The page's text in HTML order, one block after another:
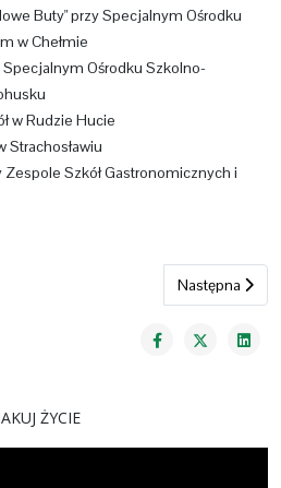
Buty" przy Specjalnym Ośrodku
w Chełmie
Specjalnym Ośrodku Szkolno-
w Rudzie Hucie
Strachosławiu
Zespole Szkół Gastronomicznych i
imprez Następna
Następna
ŻYCIE